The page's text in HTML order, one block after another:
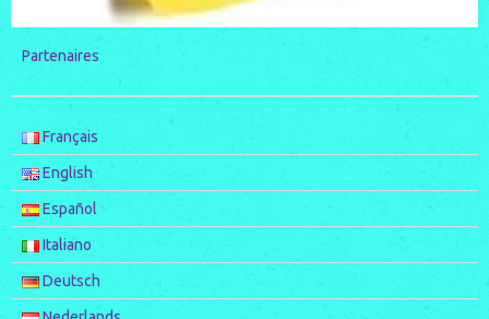
Partenaires
Français
English
Español
Italiano
Deutsch